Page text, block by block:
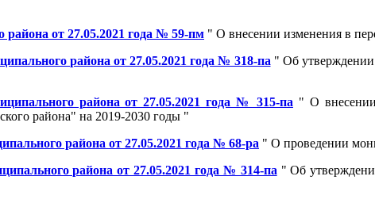
от 27.05.2021 года № 59-пм " О внесении изменения в
района от 27.05.2021 года № 318-па " Об утверждении
района от 27.05.2021 года № 315-па " О
района" на 2019-2030 годы "
района от 27.05.2021 года № 68-ра " О проведении
района от 27.05.2021 года № 314-па " Об